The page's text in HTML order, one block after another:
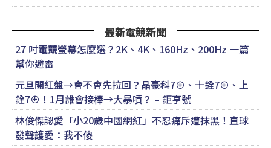
最新電競新聞
27 吋電競螢幕怎麼選？2K、4K、160Hz、200Hz 一篇
幫你避雷
元旦開紅盤→會不會先拉回？晶豪科7⊕、十銓7⊕、上
銓7⊕！1月誰會接棒→大暴噴？ – 鉅亨號
林俊傑認愛「小20歲中國網紅」不忍痛斥遭抹黑！直球
發聲護愛：我不傻